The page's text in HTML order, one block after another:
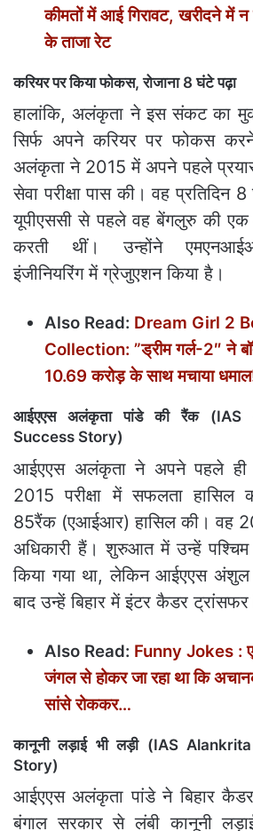
कीमतों में आई गिरावट, खरीदने में
के ताजा रेट
करियर पर किया फोकस, रोजाना 8 घंटे पढ़ा
हालांकि, अलंकृता ने इस संकट का
सिर्फ अपने करियर पर फोकस
अलंकृता ने 2015 में अपने पहले
सेवा परीक्षा पास की। वह प्रतिदिन
यूपीएससी से पहले वह बेंगलुरु की
करती थीं। उन्होंने
इंजीनियरिंग में ग्रेजुएशन किया है।
Also Read: Dream Girl 2
Collection: ”ड्रीम गर्ल-2″ ने
10.69 करोड़ के साथ मचाया
आईएएस अलंकृता पांडे की रैंक (IAS
Success Story)
आईएएस अलंकृता ने अपने पहले ही
2015 परीक्षा में सफलता
85रैंक (एआईआर) हासिल की। वह
अधिकारी हैं। शुरुआत में उन्हें
किया गया था, लेकिन आईएएस
बाद उन्हें बिहार में इंटर कैडर ट्रांसफर
Also Read: Funny Jokes :
जंगल से होकर जा रहा था कि
सांसे रोककर…
कानूनी लड़ाई भी लड़ी (IAS
Story)
आईएएस अलंकृता पांडे ने बिहार
बंगाल सरकार से लंबी कानूनी